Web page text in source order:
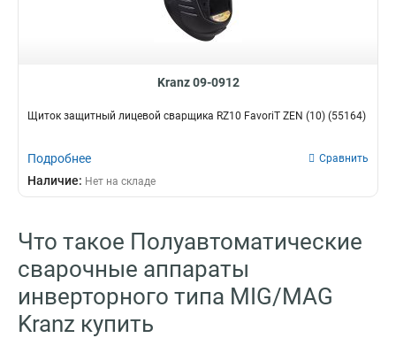
Kranz 09-0912
Щиток защитный лицевой сварщика RZ10 FavoriT ZEN (10) (55164)
Подробнее Сравнить
Наличие: Нет на складе
Что такое Полуавтоматические
сварочные аппараты
инверторного типа MIG/MAG
Kranz купить